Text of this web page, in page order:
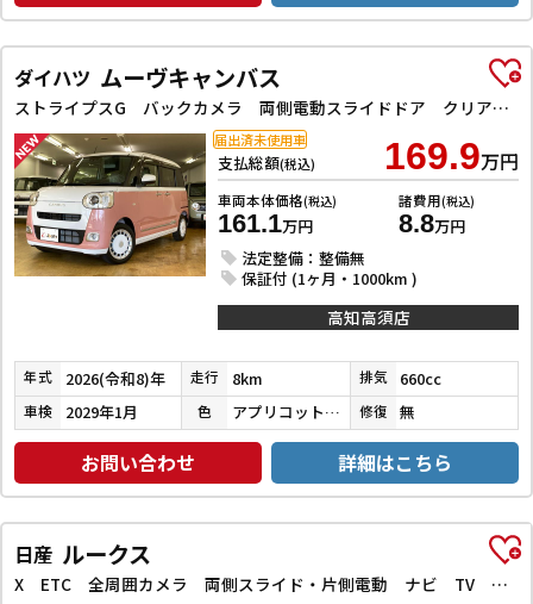
ダイハツ ムーヴキャンバス
ストライプスG バックカメラ 両側電動スライドドア クリアランスソナー 衝突被害軽減システム オートライト LEDヘッドランプ スマートキー アイドリングストップ 電動格納ミラー シートヒーター ベンチシート CVT
支払総額(税込) 169.9万円
車両本体価格(税込)
161.1万円
諸費用(税込)
8.8万円
法定整備：整備無
保証付 (1ヶ月・1000km )
届出済未使用車
高知高須店
年式 2026(令和8)年 走行 8km 排気 660cc
車検 2029年1月 色 アプリコットピンクメタリック／シャイニングホワイトパール 修復 無
お問い合わせ 詳細はこちら
日産 ルークス
X ETC 全周囲カメラ 両側スライド・片側電動 ナビ TV クリアランスソナー 衝突被害軽減システム オートライト スマートキー アイドリングストップ 電動格納ミラー ベンチシート CVT